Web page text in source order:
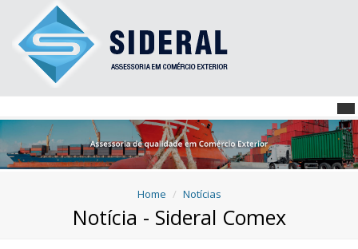
Home Notícias
Notícia - Sideral Comex